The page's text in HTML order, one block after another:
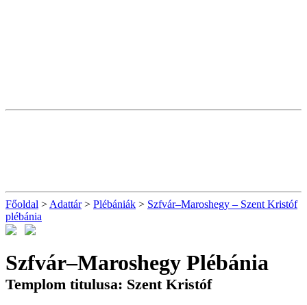
Főoldal > Adattár> Plébániák > Szfvár–Maroshegy – Szent Kristóf
plébánia
Szfvár–Maroshegy Plébánia
Templom titulusa: Szent Kristóf